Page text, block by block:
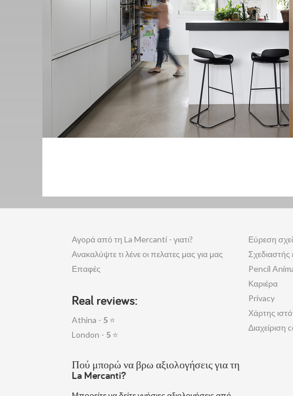
Αγορά από τη La Mercanti - γιατι?
Ανακαλύψτε τι λένε οι πελατες μας για μας
Επαφές
Real reviews:
Athina - 5 ⭐
London - 5 ⭐
Πού μπορώ να βρω αξιολογήσεις για τη
La Mercanti?
Εύρεση
Pencil
Καριέρα
Privacy
Χάρτης
Διαχείριση